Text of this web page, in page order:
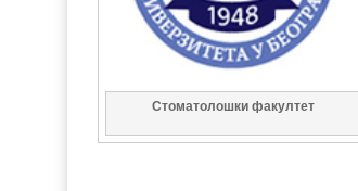
Стоматолошки факултет